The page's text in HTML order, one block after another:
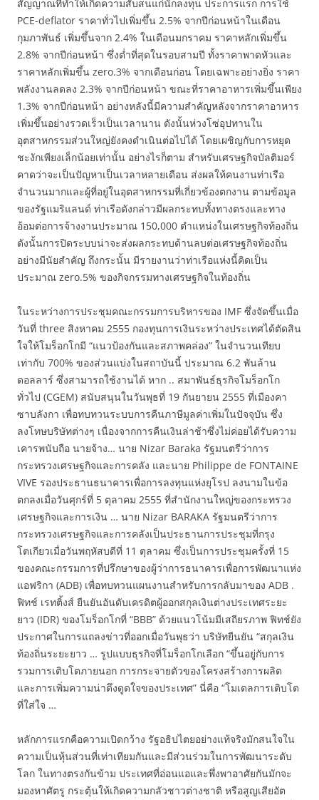
สัญญาณที่ทำให้เกิดความสับสนแก่นักลงทุน ประการแรก การใช้
PCE-deflator ราคาทั่วไปเพิ่มขึ้น 2.5% จากปีก่อนหน้าในเดือน
กุมภาพันธ์ เพิ่มขึ้นจาก 2.4% ในเดือนมกราคม ราคาหลักเพิ่มขึ้น
2.8% จากปีก่อนหน้า ซึ่งต่ำที่สุดในรอบสามปี ทั้งราคาพาดหัวและ
ราคาหลักเพิ่มขึ้น zero.3% จากเดือนก่อน โดยเฉพาะอย่างยิ่ง ราคา
พลังงานลดลง 2.3% จากปีก่อนหน้า ขณะที่ราคาอาหารเพิ่มขึ้นเพียง
1.3% จากปีก่อนหน้า อย่างหลังนี้มีความสำคัญหลังจากราคาอาหาร
เพิ่มขึ้นอย่างรวดเร็วเป็นเวลานาน ดังนั้นห่วงโซ่อุปทานใน
อุตสาหกรรมส่วนใหญ่ยังคงดำเนินต่อไปได้ โดยเผชิญกับการหยุด
ชะงักเพียงเล็กน้อยเท่านั้น อย่างไรก็ตาม สำหรับเศรษฐกิจบัลติมอร์
คาดว่าจะเป็นปัญหาเป็นเวลาหลายเดือน ส่งผลให้คนงานท่าเรือ
จำนวนมากและผู้ที่อยู่ในอุตสาหกรรมที่เกี่ยวข้องตกงาน ตามข้อมูล
ของรัฐแมริแลนด์ ท่าเรือดังกล่าวมีผลกระทบทั้งทางตรงและทาง
อ้อมต่อการจ้างงานประมาณ 150,000 ตำแหน่งในเศรษฐกิจท้องถิ่น
ดังนั้นการปิดระบบน่าจะส่งผลกระทบด้านลบต่อเศรษฐกิจท้องถิ่น
อย่างมีนัยสำคัญ ถึงกระนั้น มีรายงานว่าท่าเรือแห่งนี้คิดเป็น
ประมาณ zero.5% ของกิจกรรมทางเศรษฐกิจในท้องถิ่น
ในระหว่างการประชุมคณะกรรมการบริหารของ IMF ซึ่งจัดขึ้นเมื่อ
วันที่ three สิงหาคม 2555 กองทุนการเงินระหว่างประเทศได้ตัดสิน
ใจให้โมร็อกโกมี “แนวป้องกันและสภาพคล่อง” ในจำนวนเทียบ
เท่ากับ 700% ของส่วนแบ่งในสถาบันนี้ ประมาณ 6.2 พันล้าน
ดอลลาร์ ซึ่งสามารถใช้งานได้ หาก .. สมาพันธ์ธุรกิจโมร็อกโก
ทั่วไป (CGEM) สนับสนุนในวันพุธที่ 19 กันยายน 2555 ที่เมืองคา
ซาบลังกา เพื่อทบทวนระบบการคืนภาษีมูลค่าเพิ่มในปัจจุบัน ซึ่ง
ลงโทษบริษัทต่างๆ เนื่องจากการคืนเงินล่าช้าซึ่งไม่ค่อยได้รับความ
เคารพนับถือ นายจ้าง… นาย Nizar Baraka รัฐมนตรีว่าการ
กระทรวงเศรษฐกิจและการคลัง และนาย Philippe de FONTAINE
VIVE รองประธานธนาคารเพื่อการลงทุนแห่งยุโรป ลงนามในข้อ
ตกลงเมื่อวันศุกร์ที่ 5 ตุลาคม 2555 ที่สำนักงานใหญ่ของกระทรวง
เศรษฐกิจและการเงิน … นาย Nizar BARAKA รัฐมนตรีว่าการ
กระทรวงเศรษฐกิจและการคลังเป็นประธานการประชุมที่กรุง
โตเกียวเมื่อวันพฤหัสบดีที่ 11 ตุลาคม ซึ่งเป็นการประชุมครั้งที่ 15
ของคณะกรรมการที่ปรึกษาของผู้ว่าการธนาคารเพื่อการพัฒนาแห่ง
แอฟริกา (ADB) เพื่อทบทวนแผนงานสำหรับการกลับมาของ ADB .
ฟิทช์ เรทติ้งส์ ยืนยันอันดับเครดิตผู้ออกสกุลเงินต่างประเทศระยะ
ยาว (IDR) ของโมร็อกโกที่ “BBB” ด้วยแนวโน้มมีเสถียรภาพ ฟิทช์ยัง
ประกาศในการแถลงข่าวที่ออกเมื่อวันพุธว่า บริษัทยืนยัน “สกุลเงิน
ท้องถิ่นระยะยาว … รูปแบบธุรกิจที่โมร็อกโกเลือก “ขึ้นอยู่กับการ
รวมการเติบโตภายนอก การกระจายตัวของโครงสร้างการผลิต
และการเพิ่มความน่าดึงดูดใจของประเทศ” นี่คือ “โมเดลการเติบโต
ที่ใส่ใจ …
หลักการแรกคือความเปิดกว้าง รัฐอธิปไตยอย่างแท้จริงมักสนใจใน
ความเป็นหุ้นส่วนที่เท่าเทียมกันและมีส่วนร่วมในการพัฒนาระดับ
โลก ในทางตรงกันข้าม ประเทศที่อ่อนแอและพึ่งพาอาศัยกันมักจะ
มองหาศัตรู กระตุ้นให้เกิดความกลัวชาวต่างชาติ หรือสูญเสียอัต